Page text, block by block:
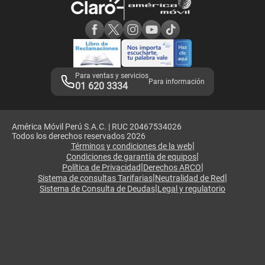
Adquirientes iPhone 6, 6S y SE
Mensaje de Seguridad
Términos y Condiciones de Tienda Claro
Libro de Reclamaciones
Legales de marketplace
Para ventas y servicios
01 620 3334 Para información
América Móvil Perú S.A.C. | RUC 20467534026
Todos los derechos reservados 2026
Términos y condiciones de la web|
Condiciones de garantía de equipos|
Política de Privacidad|Derechos ARCO|
Sistema de consultas Tarifarias|Neutralidad de Red|
Sistema de Consulta de Deudas|Legal y regulatorio